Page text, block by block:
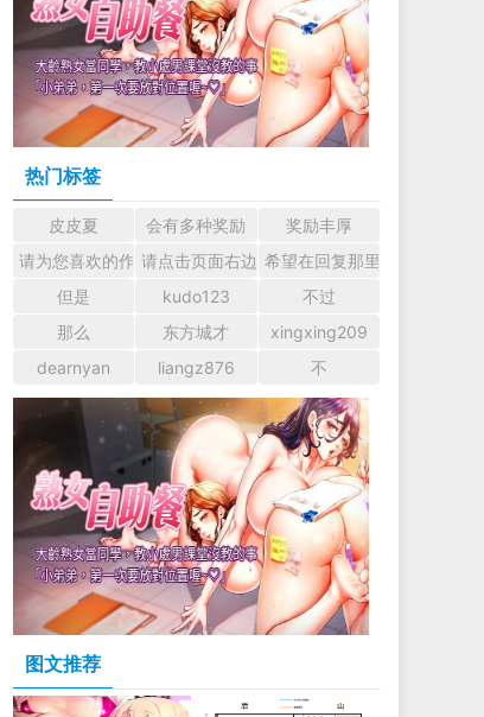
热门标签
皮皮夏 会有多种奖励
奖励丰厚
请为您喜欢的作者加油吧！ 认真回复交流
请点击页面右边的小手图标支持楼主。
希望在回复那里留下您的
但是
kudo123
不过
那么
东方城才
xingxing209
dearnyan
liangz876 不
图文推荐